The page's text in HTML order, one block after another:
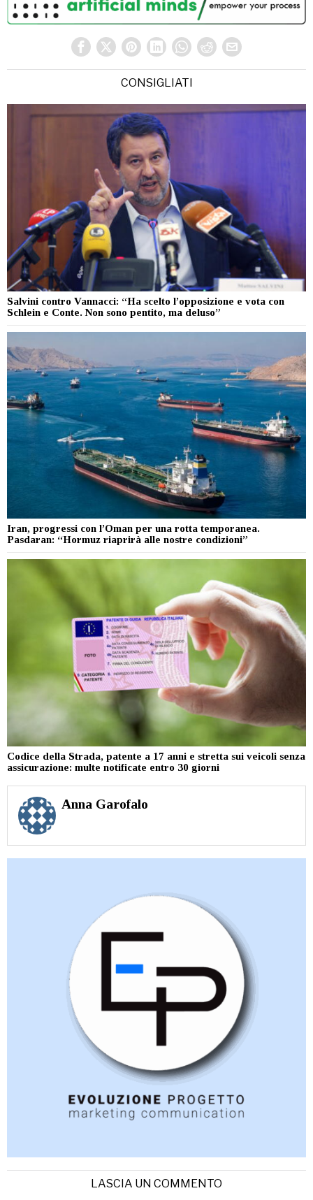
CONSIGLIATI
Salvini contro Vannacci: “Ha scelto l’opposizione e vota con
Schlein e Conte. Non sono pentito, ma deluso”
Iran, progressi con l’Oman per una rotta temporanea.
Pasdaran: “Hormuz riaprirà alle nostre condizioni”
Codice della Strada, patente a 17 anni e stretta sui veicoli senza
assicurazione: multe notificate entro 30 giorni
Anna Garofalo
LASCIA UN COMMENTO